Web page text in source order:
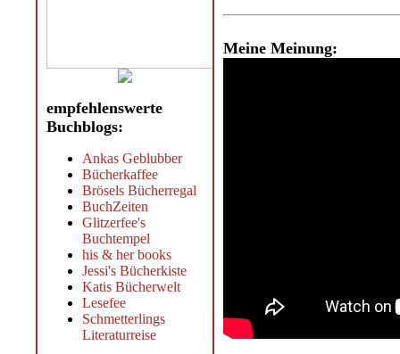
empfehlenswerte
Buchblogs:
Ankas Geblubber
Bücherkaffee
Brösels Bücherregal
BuchZeiten
Glitzerfee's
Buchtempel
his & her books
Jessi's Bücherkiste
Katis Bücherwelt
Lesefee
Schmetterlings
Literaturreise
Meine Meinung: